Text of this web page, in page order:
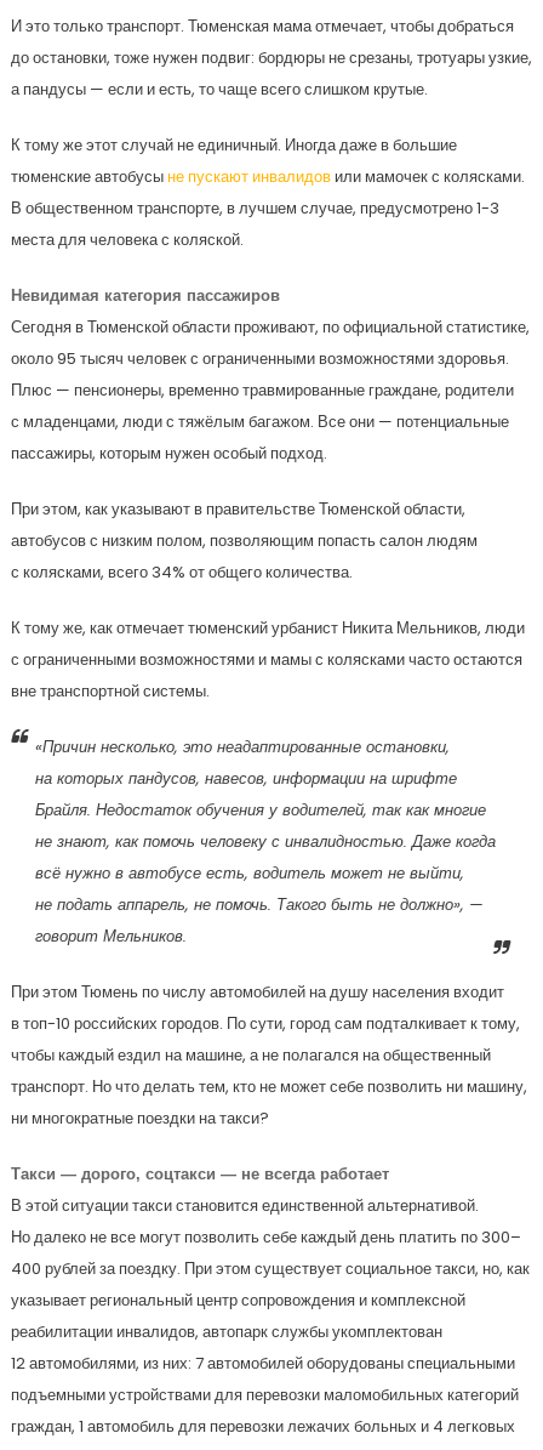
И это только транспорт. Тюменская мама отмечает, чтобы добраться
до остановки, тоже нужен подвиг: бордюры не срезаны, тротуары узкие,
а пандусы — если и есть, то чаще всего слишком крутые.
К тому же этот случай не единичный. Иногда даже в большие
тюменские автобусыне пускают инвалидовили мамочек с колясками.
В общественном транспорте, в лучшем случае, предусмотрено 1-3
места для человека с коляской.
Невидимая категория пассажиров
Сегодня в Тюменской области проживают, по официальной статистике,
около 95 тысяч человек с ограниченными возможностями здоровья.
Плюс — пенсионеры, временно травмированные граждане, родители
с младенцами, люди с тяжёлым багажом. Все они — потенциальные
пассажиры, которым нужен особый подход.
При этом, как указывают в правительстве Тюменской области,
автобусов с низким полом, позволяющим попасть салон людям
с колясками, всего 34% от общего количества.
К тому же, как отмечает тюменский урбанист Никита Мельников, люди
с ограниченными возможностями и мамы с колясками часто остаются
вне транспортной системы.
«Причин несколько, это неадаптированные остановки,
на которых пандусов, навесов, информации на шрифте
Брайля. Недостаток обучения у водителей, так как многие
не знают, как помочь человеку с инвалидностью. Даже когда
всё нужно в автобусе есть, водитель может не выйти,
не подать аппарель, не помочь. Такого быть не должно», —
говорит Мельников.
При этом Тюмень по числу автомобилей на душу населения входит
в топ-10 российских городов. По сути, город сам подталкивает к тому,
чтобы каждый ездил на машине, а не полагался на общественный
транспорт. Но что делать тем, кто не может себе позволить ни машину,
ни многократные поездки на такси?
Такси — дорого, соцтакси — не всегда работает
В этой ситуации такси становится единственной альтернативой.
Но далеко не все могут позволить себе каждый день платить по 300–
400 рублей за поездку. При этом существует социальное такси, но, как
указывает региональный центр сопровождения и комплексной
реабилитации инвалидов, автопарк службы укомплектован
12 автомобилями, из них: 7 автомобилей оборудованы специальными
подъемными устройствами для перевозки маломобильных категорий
граждан, 1 автомобиль для перевозки лежачих больных и 4 легковых